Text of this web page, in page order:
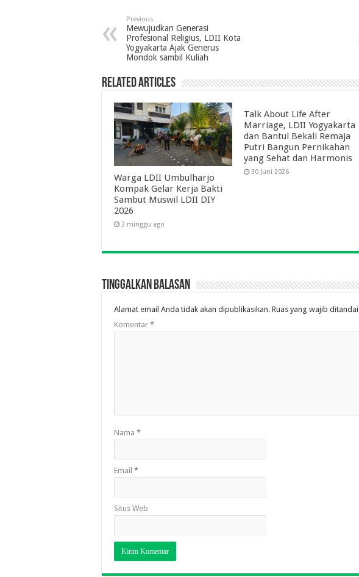
Previous
Mewujudkan Generasi
Profesional Religius, LDII Kota
Yogyakarta Ajak Generus
Mondok sambil Kuliah
Related Articles
Warga LDII Umbulharjo
Kompak Gelar Kerja Bakti
Sambut Muswil LDII DIY
2026
2 minggu ago
Talk About Life After
Marriage, LDII Yogyakarta
dan Bantul Bekali Remaja
Putri Bangun Pernikahan
yang Sehat dan Harmonis
30 Juni 2026
Tinggalkan Balasan
Alamat email Anda tidak akan dipublikasikan. Ruas yang wajib ditandai
Komentar *
Nama *
Email *
Situs Web